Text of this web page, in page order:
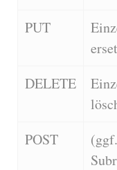
PUT
DELETE
POST
(ggf.